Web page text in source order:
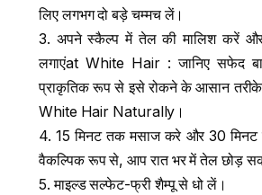
लिए लगभग दो बड़े चम्मच लें।
3. अपने स्कैल्प में तेल की मालिश करें
लगाएंat White Hair : जानिए सफेद
प्राकृतिक रूप से इसे रोकने के आसान
White Hair Naturally।
4. 15 मिनट तक मसाज करे और 30 मिनट
वैकल्पिक रूप से, आप रात भर में तेल छोड़
5. माइल्ड सल्फेट-फ्री शैम्पू से धो लें।